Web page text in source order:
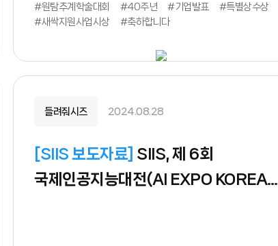
#원탐추계학술대회 #40주년 #기업발표
#특별상수상
#새싹지원사업시상
#축하합니다
들려줘시즈 2024.08.28
[SIIS 보도자료]
국제인공지능대전(AI EXPO KOREA